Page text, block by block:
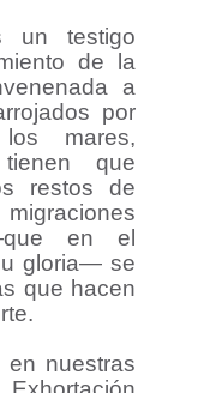
un testigo
de la
a
por
mares,
tienen que
restos de
en el
gloria— se
que hacen
en nuestras